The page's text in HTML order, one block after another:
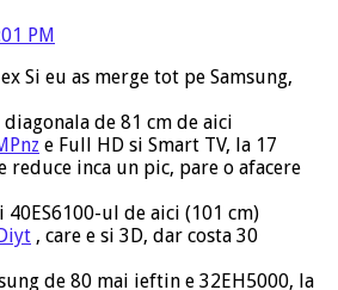
PM
Si eu as merge tot pe Samsung,
de 81 cm de aici
e Full HD si Smart TV, la 17
reduce inca un pic, pare o afacere
ul de aici (101 cm)
, care e si 3D, dar costa 30
de 80 mai ieftin e 32EH5000, la